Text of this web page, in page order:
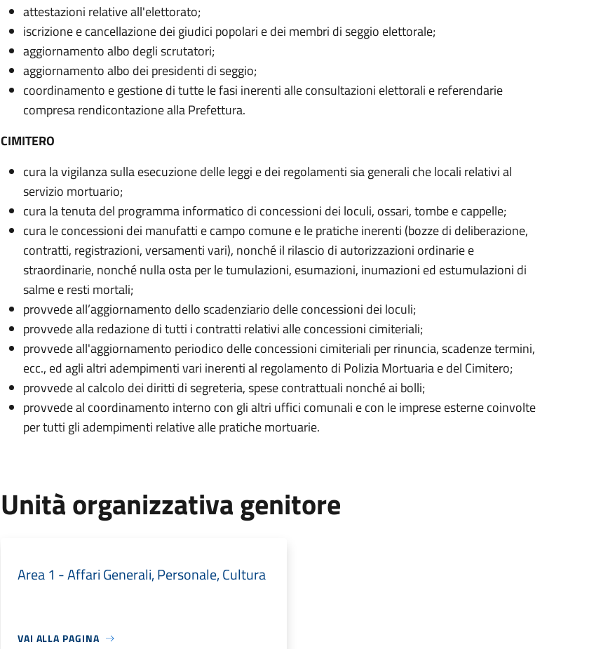
attestazioni relative all'elettorato;
iscrizione e cancellazione dei giudici popolari e dei membri di seggio elettorale;
aggiornamento albo degli scrutatori;
aggiornamento albo dei presidenti di seggio;
coordinamento e gestione di tutte le fasi inerenti alle consultazioni elettorali e referendarie
compresa rendicontazione alla Prefettura.
CIMITERO
cura la vigilanza sulla esecuzione delle leggi e dei regolamenti sia generali che locali relativi al
servizio mortuario;
cura la tenuta del programma informatico di concessioni dei loculi, ossari, tombe e cappelle;
cura le concessioni dei manufatti e campo comune e le pratiche inerenti (bozze di deliberazione,
contratti, registrazioni, versamenti vari), nonché il rilascio di autorizzazioni ordinarie e
straordinarie, nonché nulla osta per le tumulazioni, esumazioni, inumazioni ed estumulazioni di
salme e resti mortali;
provvede all’aggiornamento dello scadenziario delle concessioni dei loculi;
provvede alla redazione di tutti i contratti relativi alle concessioni cimiteriali;
provvede all'aggiornamento periodico delle concessioni cimiteriali per rinuncia, scadenze termini,
ecc., ed agli altri adempimenti vari inerenti al regolamento di Polizia Mortuaria e del Cimitero;
provvede al calcolo dei diritti di segreteria, spese contrattuali nonché ai bolli;
provvede al coordinamento interno con gli altri uffici comunali e con le imprese esterne coinvolte
per tutti gli adempimenti relative alle pratiche mortuarie.
Unità organizzativa genitore
Area 1 - Affari Generali, Personale, Cultura
VAI ALLA PAGINA